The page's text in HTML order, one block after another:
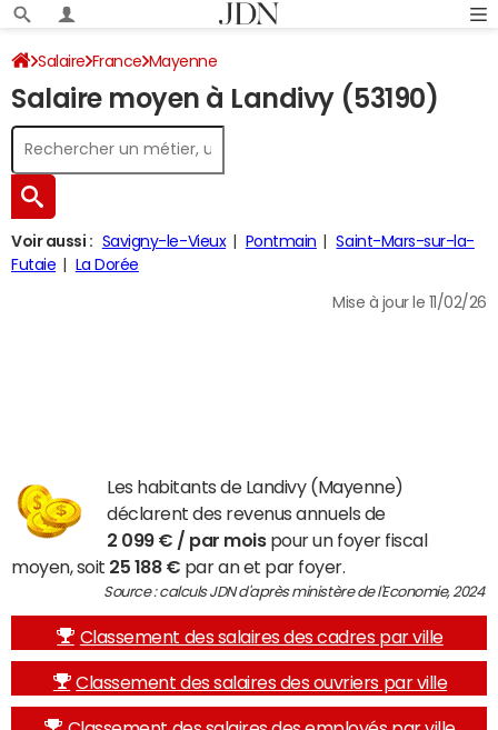
Salaire France Mayenne
Salaire moyen à Landivy (53190)
Voir aussi : Savigny-le-Vieux Pontmain
Saint-Mars-sur-la-
Futaie
La Dorée
Mise à jour le 11/02/26
Les habitants de Landivy (Mayenne)
déclarent des revenus annuels de
2 099 € / par moispour un foyer fiscal
moyen, soit 25 188 € par an et par foyer.
Source : calculs JDN d'après ministère de l'Economie, 2024
Classement des salaires des cadres par ville
Classement des salaires des ouvriers par ville